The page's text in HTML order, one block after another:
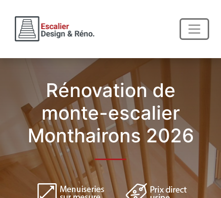
Rénovation de
monte-escalier
Monthairons 2026